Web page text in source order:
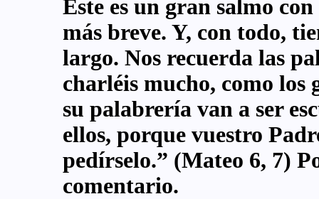
Este es un gran salmo
más breve. Y, con todo,
largo. Nos recuerda las
charléis mucho, como los
su palabrería van a ser
ellos, porque vuestro
pedírselo.” (Mateo 6, 7)
comentario.